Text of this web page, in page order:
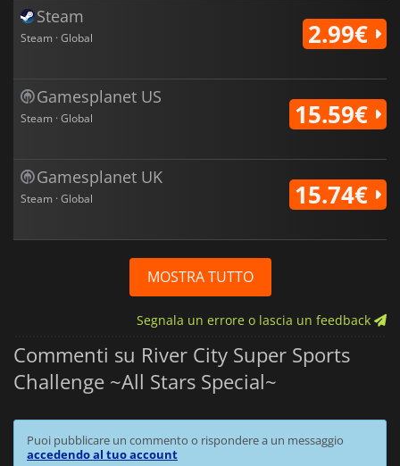
Steam
Steam · Global 2.99€
Gamesplanet US
Steam · Global 15.59€
Gamesplanet UK
Steam · Global 15.74€
MOSTRA TUTTO
Segnala un errore o lascia un feedback
Commenti su River City Super Sports
Challenge ~All Stars Special~
Puoi pubblicare un commento o rispondere a un messaggio
accedendo al tuo account